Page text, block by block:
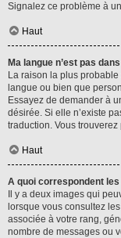
Signalez ce problème à
Haut
Ma langue n’est pas
La raison la plus probable
langue ou bien que
Essayez de demander à
désirée. Si elle n’existe
traduction. Vous
Haut
A quoi correspondent
Il y a deux images qui
lorsque vous consultez
associée à votre rang,
nombre de messages ou